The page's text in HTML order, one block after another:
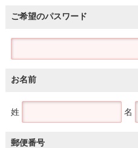
ご希望のパスワード
お名前
姓 名
郵便番号